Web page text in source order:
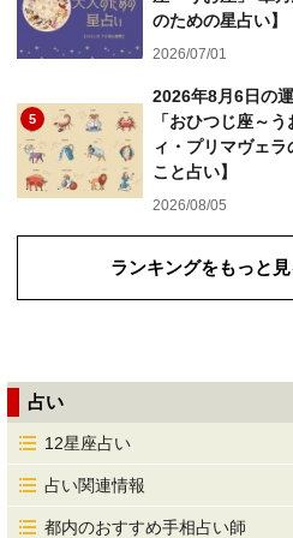
のための星占い】
2026/07/01
5
2026年8月6日の
「おひつじ座～
ィ・プリマヴェラ
こと占い】
2026/08/05
ランキングをもっと見
占い
12星座占い
占い関連情報
都内のおすすめ手相占い師